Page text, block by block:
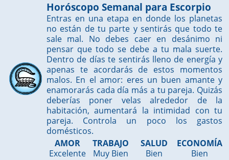
Horóscopo Semanal para Escorpio
Entras en una etapa en donde los planetas
no están de tu parte y sentirás que todo te
sale mal. No debes caer en desánimo ni
pensar que todo se debe a tu mala suerte.
Dentro de días te sentirás lleno de energía y
apenas te acordarás de estos momentos
malos. En el amor: eres un buen amante y
enamorarás cada día más a tu pareja. Quizás
deberías poner velas alrededor de la
habitación, aumentará la intimidad con tu
pareja. Controla un poco los gastos
domésticos.
AMOR
Excelente
TRABAJO
Muy Bien
SALUD
Bien
ECONOMÍA
Bien